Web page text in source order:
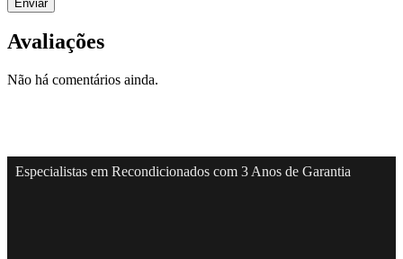
Avaliações
Não há comentários ainda.
Especialistas em Recondicionados com 3 Anos de Garantia